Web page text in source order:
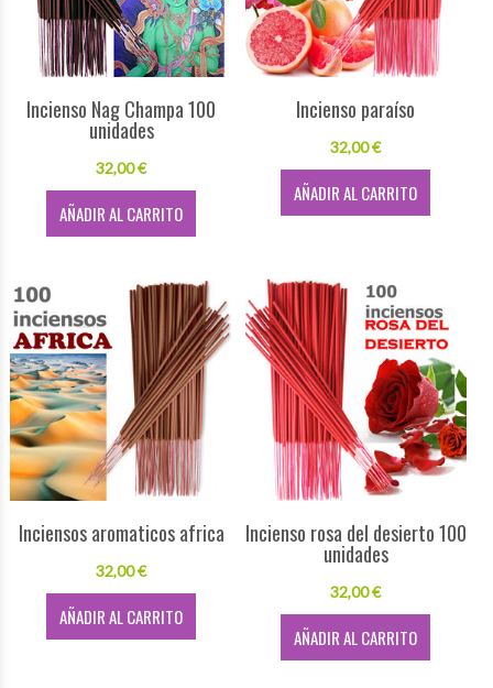
Incienso Nag Champa 100
unidades
32,00 €
AÑADIR AL CARRITO
Incienso paraíso
32,00 €
AÑADIR AL CARRITO
Inciensos aromaticos africa
32,00 €
AÑADIR AL CARRITO
Incienso rosa del desierto 100
unidades
32,00 €
AÑADIR AL CARRITO